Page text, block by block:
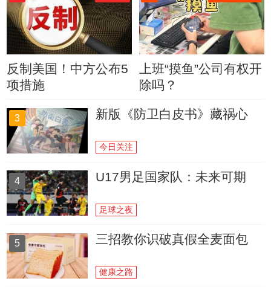
反制美国！中方公布5
项措施
上班“摸鱼”公司有权开
除吗？
3 新版《防卫白皮书》藏祸心
今日关注
4 U17男足国家队：未来可期
足球之夜
5 三招教你识破真假全麦面包
健康之路